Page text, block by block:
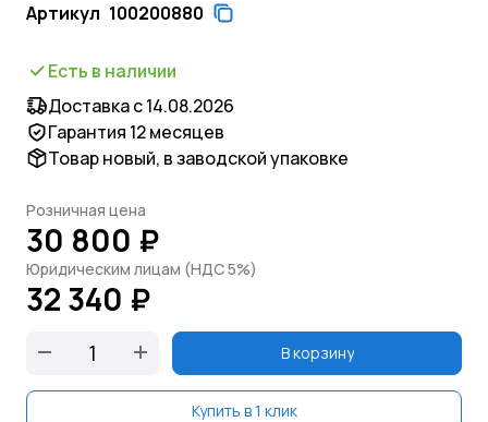
Артикул 100200880
Есть в наличии
Доставка с 14.08.2026
Гарантия 12 месяцев
Товар новый, в заводской упаковке
Розничная цена
30 800 ₽
Юридическим лицам (НДС 5%)
32 340 ₽
В корзину
Купить в 1 клик